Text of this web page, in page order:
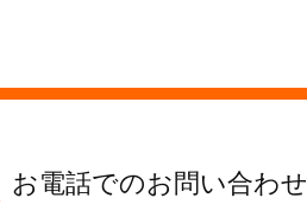
お電話でのお問い合わせ